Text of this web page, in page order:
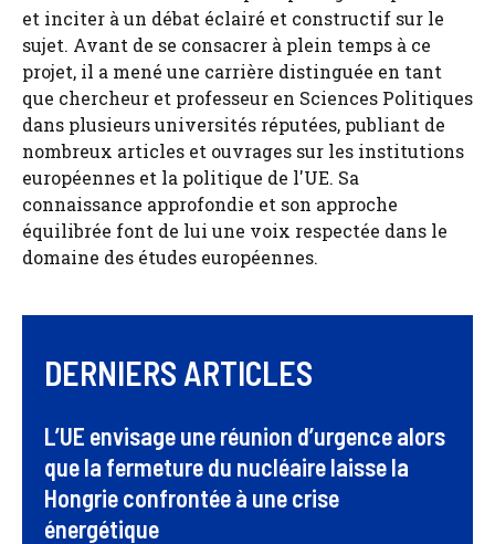
et inciter à un débat éclairé et constructif sur le
sujet. Avant de se consacrer à plein temps à ce
projet, il a mené une carrière distinguée en tant
que chercheur et professeur en Sciences Politiques
dans plusieurs universités réputées, publiant de
nombreux articles et ouvrages sur les institutions
européennes et la politique de l'UE. Sa
connaissance approfondie et son approche
équilibrée font de lui une voix respectée dans le
domaine des études européennes.
DERNIERS ARTICLES
L’UE envisage une réunion d’urgence alors
que la fermeture du nucléaire laisse la
Hongrie confrontée à une crise
énergétique